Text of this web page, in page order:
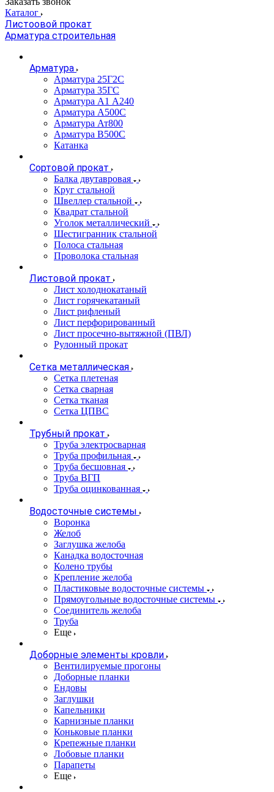
Каталог
Листоовой прокат
Арматура строительная
Арматура
Арматура 25Г2С
Арматура 35ГС
Арматура А1 А240
Арматура А500С
Арматура Ат800
Арматура В500С
Катанка
Сортовой прокат
Балка двутавровая
Круг стальной
Швеллер стальной
Квадрат стальной
Уголок металлический
Шестигранник стальной
Полоса стальная
Проволока стальная
Листовой прокат
Лист холоднокатаный
Лист горячекатаный
Лист рифленый
Лист перфорированный
Лист просечно-вытяжной (ПВЛ)
Рулонный прокат
Сетка металлическая
Сетка плетеная
Сетка сварная
Сетка тканая
Сетка ЦПВС
Трубный прокат
Труба электросварная
Труба профильная
Труба бесшовная
Труба ВГП
Труба оцинкованная
Водосточные системы
Воронка
Желоб
Заглушка желоба
Канадка водосточная
Колено трубы
Крепление желоба
Пластиковые водосточные системы
Прямоугольные водосточные системы
Соединитель желоба
Труба
Еще
Доборные элементы кровли
Вентилируемые прогоны
Доборные планки
Ендовы
Заглушки
Капельники
Карнизные планки
Коньковые планки
Крепежные планки
Лобовые планки
Парапеты
Еще